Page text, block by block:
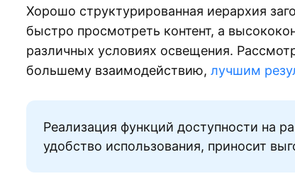
Хорошо структурированная иерархия
быстро просмотреть контент, а
различных условиях освещения.
большему взаимодействию, лучшим
Реализация функций доступности на
удобство использования, приносит